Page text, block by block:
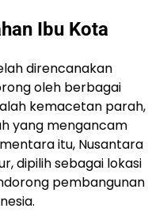
Ibu Kota
direncanakan
oleh berbagai
kemacetan parah,
yang mengancam
itu, Nusantara
dipilih sebagai lokasi
pembangunan